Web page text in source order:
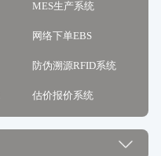
MES生产系统
网络下单EBS
防伪溯源RFID系统
估价报价系统